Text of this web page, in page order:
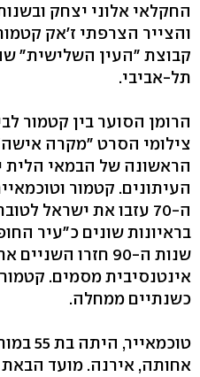
והצייר הצרפתי ז'אק
קבוצת "העין השלישית"
תל-אביבי.
הרומן הסוער בין קטמור
צילומי הסרט "מקרה
הראשונה של הבמאי הלית
העיתונים. קטמור
ה-70 עזבו את ישראל
בראיונות שונים כ"עיר
שנות ה-90 חזרו
אינטנסיבית מסמים.
כשנתיים ממחלה.
אחותה, אירנה. מועד